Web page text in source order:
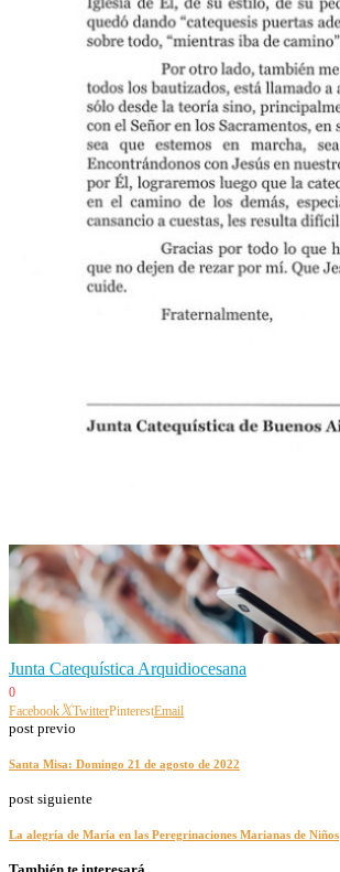
Junta Catequística Arquidiocesana
0
Facebook
TwitterPinterestEmail
post previo
Santa Misa: Domingo 21 de agosto de 2022
post siguiente
La alegría de María en las Peregrinaciones Marianas de Niños